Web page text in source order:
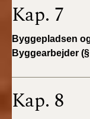
BR18 (4/7-
2019)
BR18 (1/1-
2018)
Kap. 7
Byggepladsen
Byggearbejder
Kap. 8